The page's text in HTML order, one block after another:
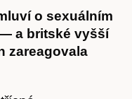
o sexuálním
a britské vyšší
zareagovala